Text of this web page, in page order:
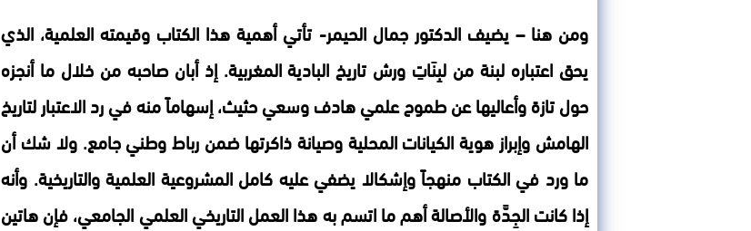
ومن هنا – يضيف الدكتور جمال الحيمر- تأتي أهمية هذا الكتاب وقيمته العلمية، الذي
يحق اعتباره لبنة من لبِنَاتِ ورش تاريخ البادية المغربية. إذ أبان صاحبه من خلال ما أنجزه
حول تازة وأعاليها عن طموح علمي هادف وسعي حثيث، إسهاماً منه في رد الاعتبار لتاريخ
الهامش وإبراز هوية الكيانات المحلية وصيانة ذاكرتها ضمن رباط وطني جامع. ولا شك أن
ما ورد في الكتاب منهجاً وإشكالا يضفي عليه كامل المشروعية العلمية والتاريخية. وأنه
إذا كانت الجِدَّة والأصالة أهم ما اتسم به هذا العمل التاريخي العلمي الجامعي، فإن هاتين